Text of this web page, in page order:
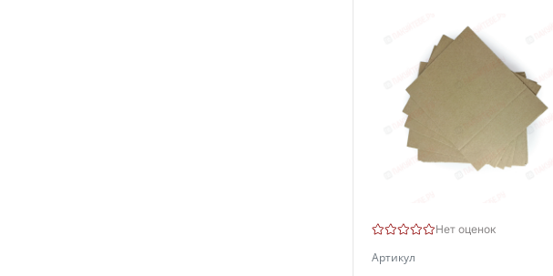
Нет оценок
Артикул